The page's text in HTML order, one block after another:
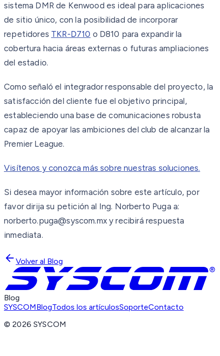
sistema DMR de Kenwood es ideal para aplicaciones
de sitio único, con la posibilidad de incorporar
repetidores TKR-D710 o D810 para expandir la
cobertura hacia áreas externas o futuras ampliaciones
del estadio.
Como señaló el integrador responsable del proyecto, la
satisfacción del cliente fue el objetivo principal,
estableciendo una base de comunicaciones robusta
capaz de apoyar las ambiciones del club de alcanzar la
Premier League.
Visítenos y conozca más sobre nuestras soluciones.
Si desea mayor información sobre este artículo, por
favor dirija su petición al Ing. Norberto Puga a:
norberto.puga@syscom.mx y recibirá respuesta
inmediata.
Volver al Blog
Blog
SYSCOMBlogTodos los artículosSoporteContacto
©2026 SYSCOM